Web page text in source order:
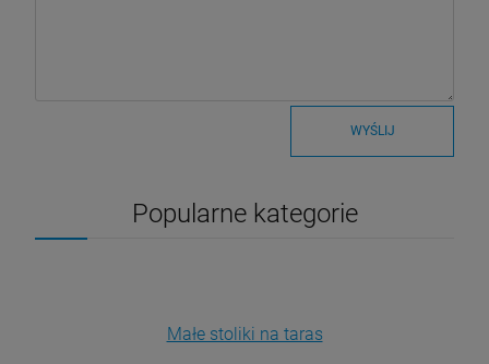
WYŚLIJ
Popularne kategorie
Małe stoliki na taras